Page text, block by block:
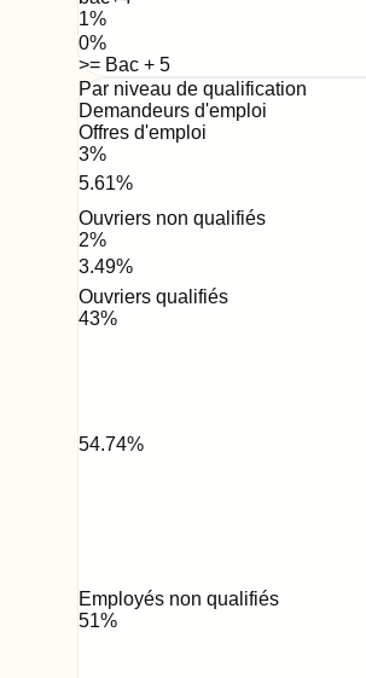
1%
0%
>= Bac + 5
Par niveau de qualification
Demandeurs d'emploi
Offres d'emploi
3%
5.61%
Ouvriers non qualifiés
2%
3.49%
Ouvriers qualifiés
43%
54.74%
Employés non qualifiés
51%